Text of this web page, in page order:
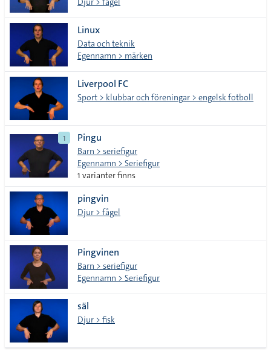
Linux
Data och teknik
Egennamn > märken
Liverpool FC
Sport > klubbar och föreningar > engelsk fotboll
1 Pingu
Barn > seriefigur
Egennamn > Seriefigur
1 varianter finns
pingvin
Djur > fågel
Pingvinen
Barn > seriefigur
Egennamn > Seriefigur
säl
Djur > fisk